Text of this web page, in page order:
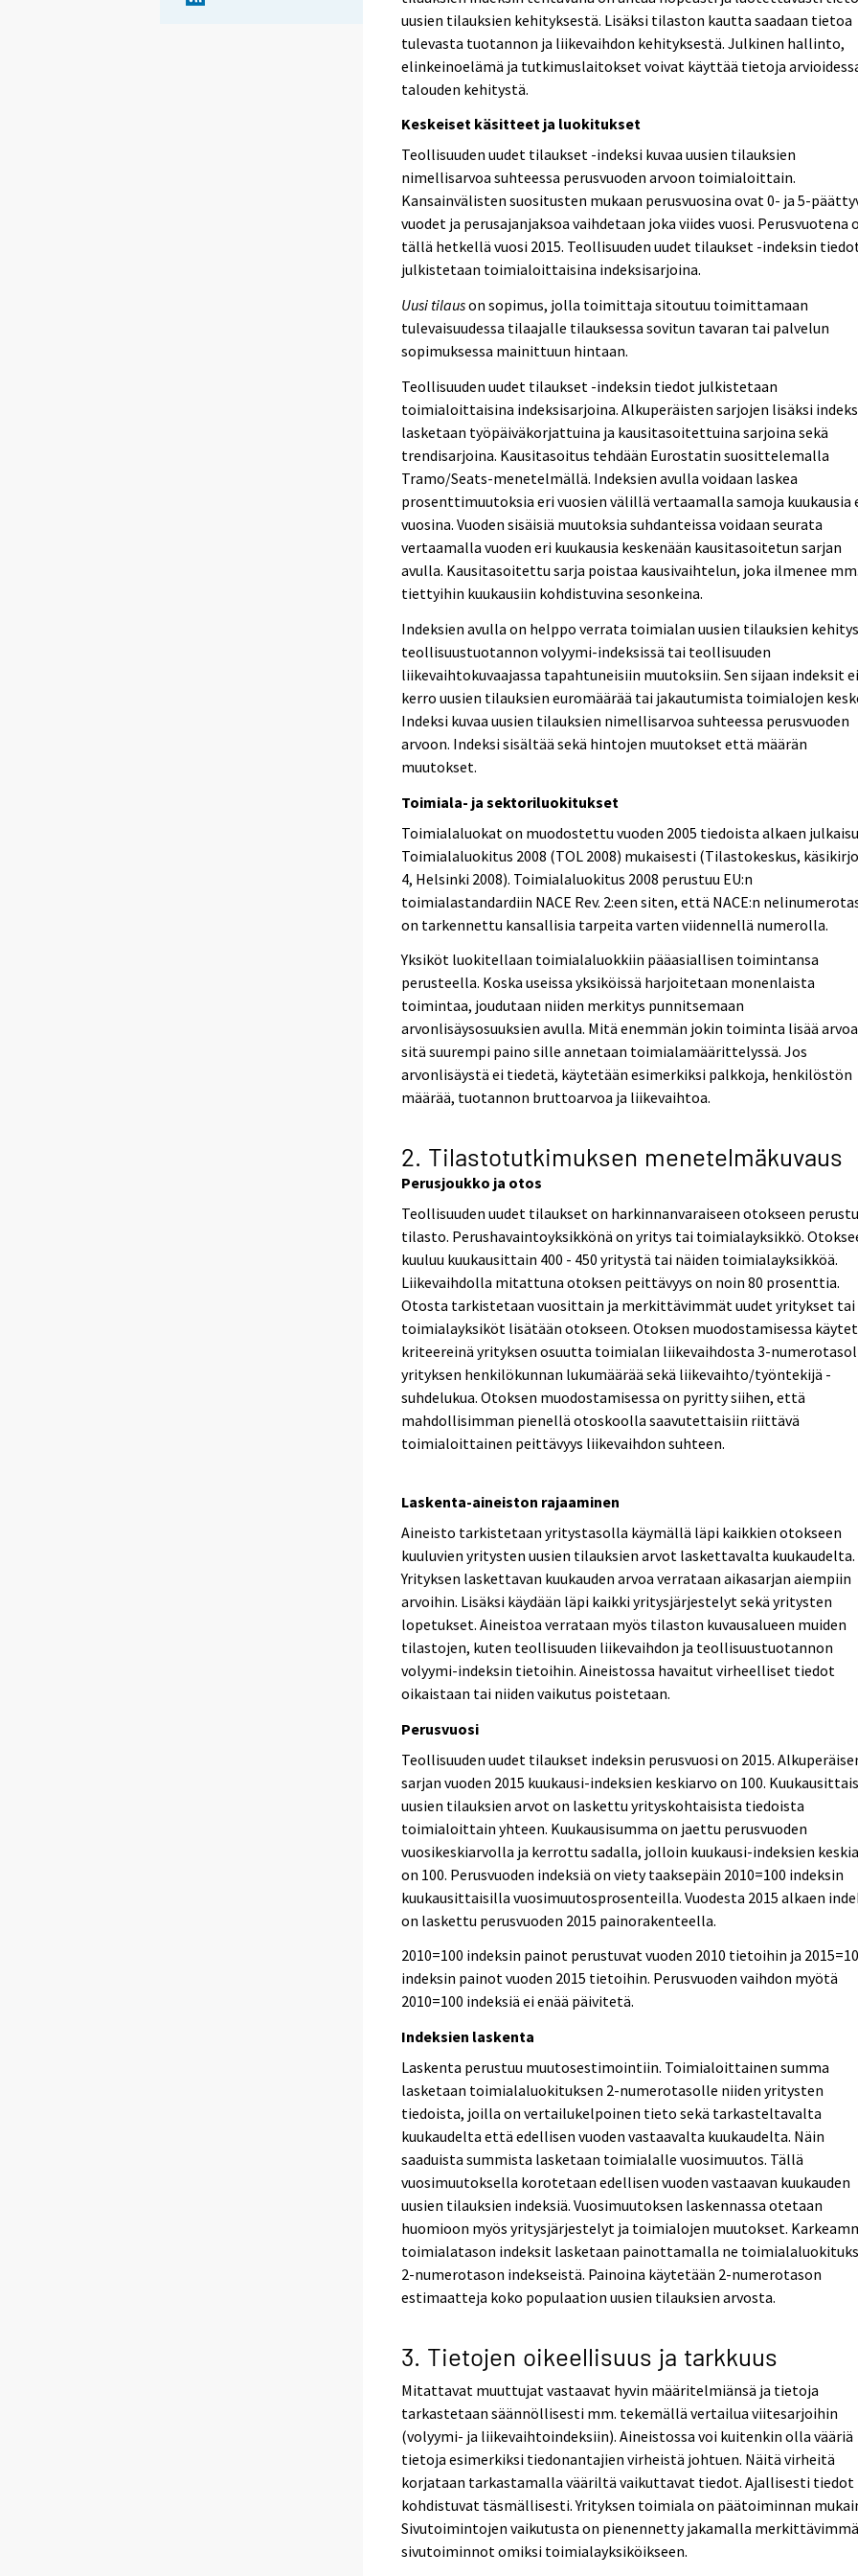
uusien tilauksien kehityksestä. Lisäksi tilaston kautta saadaan tietoa
tulevasta tuotannon ja liikevaihdon kehityksestä. Julkinen hallinto,
elinkeinoelämä ja tutkimuslaitokset voivat käyttää tietoja
talouden kehitystä.
Keskeiset käsitteet ja luokitukset
Teollisuuden uudet tilaukset -indeksi kuvaa uusien tilauksien
nimellisarvoa suhteessa perusvuoden arvoon toimialoittain.
Kansainvälisten suositusten mukaan perusvuosina ovat 0- ja 5-
vuodet ja perusajanjaksoa vaihdetaan joka viides vuosi. Perusvuotena
tällä hetkellä vuosi 2015. Teollisuuden uudet tilaukset -indeksin
julkistetaan toimialoittaisina indeksisarjoina.
Uusi tilauson sopimus, jolla toimittaja sitoutuu toimittamaan
tulevaisuudessa tilaajalle tilauksessa sovitun tavaran tai palvelun
sopimuksessa mainittuun hintaan.
Teollisuuden uudet tilaukset -indeksin tiedot julkistetaan
toimialoittaisina indeksisarjoina. Alkuperäisten sarjojen lisäksi
lasketaan työpäiväkorjattuina ja kausitasoitettuina sarjoina sekä
trendisarjoina. Kausitasoitus tehdään Eurostatin suosittelemalla
Tramo/Seats-menetelmällä. Indeksien avulla voidaan laskea
prosenttimuutoksia eri vuosien välillä vertaamalla samoja kuukausia
vuosina. Vuoden sisäisiä muutoksia suhdanteissa voidaan seurata
vertaamalla vuoden eri kuukausia keskenään kausitasoitetun sarjan
avulla. Kausitasoitettu sarja poistaa kausivaihtelun, joka ilmenee mm.
tiettyihin kuukausiin kohdistuvina sesonkeina.
Indeksien avulla on helppo verrata toimialan uusien tilauksien
teollisuustuotannon volyymi-indeksissä tai teollisuuden
liikevaihtokuvaajassa tapahtuneisiin muutoksiin. Sen sijaan indeksit
kerro uusien tilauksien euromäärää tai jakautumista toimialojen
Indeksi kuvaa uusien tilauksien nimellisarvoa suhteessa perusvuoden
arvoon. Indeksi sisältää sekä hintojen muutokset että määrän
muutokset.
Toimiala- ja sektoriluokitukset
Toimialaluokat on muodostettu vuoden 2005 tiedoista alkaen
Toimialaluokitus 2008 (TOL 2008) mukaisesti (Tilastokeskus,
4, Helsinki 2008). Toimialaluokitus 2008 perustuu EU:n
toimialastandardiin NACE Rev. 2:een siten, että NACE:n
on tarkennettu kansallisia tarpeita varten viidennellä numerolla.
Yksiköt luokitellaan toimialaluokkiin pääasiallisen toimintansa
perusteella. Koska useissa yksiköissä harjoitetaan monenlaista
toimintaa, joudutaan niiden merkitys punnitsemaan
arvonlisäysosuuksien avulla. Mitä enemmän jokin toiminta lisää
sitä suurempi paino sille annetaan toimialamäärittelyssä. Jos
arvonlisäystä ei tiedetä, käytetään esimerkiksi palkkoja, henkilöstön
määrää, tuotannon bruttoarvoa ja liikevaihtoa.
2. Tilastotutkimuksen menetelmäkuvaus
Perusjoukko ja otos
Teollisuuden uudet tilaukset on harkinnanvaraiseen otokseen
tilasto. Perushavaintoyksikkönä on yritys tai toimialayksikkö.
kuuluu kuukausittain 400 - 450 yritystä tai näiden toimialayksikköä.
Liikevaihdolla mitattuna otoksen peittävyys on noin 80 prosenttia.
Otosta tarkistetaan vuosittain ja merkittävimmät uudet yritykset tai
toimialayksiköt lisätään otokseen. Otoksen muodostamisessa
kriteereinä yrityksen osuutta toimialan liikevaihdosta 3-
yrityksen henkilökunnan lukumäärää sekä liikevaihto/työntekijä -
suhdelukua. Otoksen muodostamisessa on pyritty siihen, että
mahdollisimman pienellä otoskoolla saavutettaisiin riittävä
toimialoittainen peittävyys liikevaihdon suhteen.
Laskenta-aineiston rajaaminen
Aineisto tarkistetaan yritystasolla käymällä läpi kaikkien otokseen
kuuluvien yritysten uusien tilauksien arvot laskettavalta kuukaudelta.
Yrityksen laskettavan kuukauden arvoa verrataan aikasarjan aiempiin
arvoihin. Lisäksi käydään läpi kaikki yritysjärjestelyt sekä yritysten
lopetukset. Aineistoa verrataan myös tilaston kuvausalueen muiden
tilastojen, kuten teollisuuden liikevaihdon ja teollisuustuotannon
volyymi-indeksin tietoihin. Aineistossa havaitut virheelliset tiedot
oikaistaan tai niiden vaikutus poistetaan.
Perusvuosi
Teollisuuden uudet tilaukset indeksin perusvuosi on 2015.
sarjan vuoden 2015 kuukausi-indeksien keskiarvo on 100.
uusien tilauksien arvot on laskettu yrityskohtaisista tiedoista
toimialoittain yhteen. Kuukausisumma on jaettu perusvuoden
vuosikeskiarvolla ja kerrottu sadalla, jolloin kuukausi-indeksien
on 100. Perusvuoden indeksiä on viety taaksepäin 2010=100 indeksin
kuukausittaisilla vuosimuutosprosenteilla. Vuodesta 2015 alkaen
on laskettu perusvuoden 2015 painorakenteella.
2010=100 indeksin painot perustuvat vuoden 2010 tietoihin ja
indeksin painot vuoden 2015 tietoihin. Perusvuoden vaihdon myötä
2010=100 indeksiä ei enää päivitetä.
Indeksien laskenta
Laskenta perustuu muutosestimointiin. Toimialoittainen summa
lasketaan toimialaluokituksen 2-numerotasolle niiden yritysten
tiedoista, joilla on vertailukelpoinen tieto sekä tarkasteltavalta
kuukaudelta että edellisen vuoden vastaavalta kuukaudelta. Näin
saaduista summista lasketaan toimialalle vuosimuutos. Tällä
vuosimuutoksella korotetaan edellisen vuoden vastaavan kuukauden
uusien tilauksien indeksiä. Vuosimuutoksen laskennassa otetaan
huomioon myös yritysjärjestelyt ja toimialojen muutokset.
toimialatason indeksit lasketaan painottamalla ne
2-numerotason indekseistä. Painoina käytetään 2-numerotason
estimaatteja koko populaation uusien tilauksien arvosta.
3. Tietojen oikeellisuus ja tarkkuus
Mitattavat muuttujat vastaavat hyvin määritelmiänsä ja tietoja
tarkastetaan säännöllisesti mm. tekemällä vertailua viitesarjoihin
(volyymi- ja liikevaihtoindeksiin). Aineistossa voi kuitenkin olla vääriä
tietoja esimerkiksi tiedonantajien virheistä johtuen. Näitä virheitä
korjataan tarkastamalla vääriltä vaikuttavat tiedot. Ajallisesti tiedot
kohdistuvat täsmällisesti. Yrityksen toimiala on päätoiminnan
Sivutoimintojen vaikutusta on pienennetty jakamalla
sivutoiminnot omiksi toimialayksiköikseen.